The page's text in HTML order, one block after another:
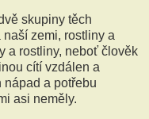
skupiny těch
zemi, rostliny a
a rostliny, neboť člověk
cítí vzdálen a
nápad a potřebu
asi neměly.